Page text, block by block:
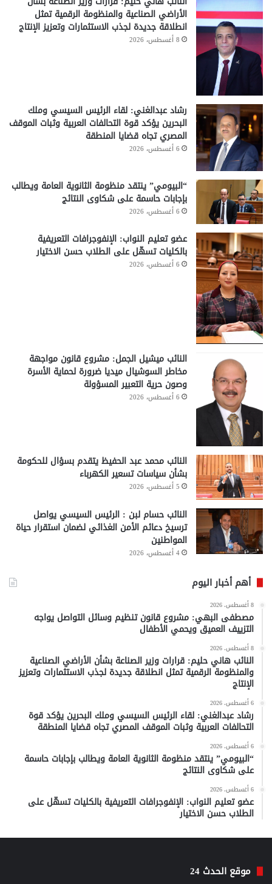
الأراضي الصناعية والمنظومة الرقمية تمثل
انطلاقة جديدة لجذب الاستثمارات وتعزيز الإنتاج
8 أغسطس، 2026
رشاد عبدالغني: لقاء الرئيس السيسي وملك
البحرين يؤكد قوة التحالفات العربية وثبات الموقف
المصري تجاه قضايا المنطقة
6 أغسطس، 2026
“البيومي” ينتقد منظومة الثانوية العامة ويطالب
بإجابات حاسمة على شكاوى النتائج
6 أغسطس، 2026
عضو تعليم النواب: الإنفوجرافات التعريفية
بالكليات تسهّل على الطلاب حسن الاختيار
6 أغسطس، 2026
النائب ميشيل الجمل: مشروع قانون مواجهة
مخاطر السوشيال ميديا ضرورة لحماية الأسرة
وصون حرية التعبير المسؤولة
6 أغسطس، 2026
النائب محمد عبد الحفيظ يتقدم بسؤال للحكومة
بشأن سياسات تسعير الكهرباء
5 أغسطس، 2026
النائب حسام لبن : الرئيس السيسي يواصل
ترسيخ دعائم الأمن الغذائي لضمان استقرار حياة
المواطنين
4 أغسطس، 2026
أهم أخبار اليوم
8 أغسطس، 2026
مصطفى البهي: مشروع قانون تنظيم وسائل التواصل يواجه
التزييف العميق ويحمي الأطفال
8 أغسطس، 2026
النائب هاني حليم: قرارات وزير الصناعة بشأن الأراضي الصناعية
والمنظومة الرقمية تمثل انطلاقة جديدة لجذب الاستثمارات وتعزيز
الإنتاج
6 أغسطس، 2026
رشاد عبدالغني: لقاء الرئيس السيسي وملك البحرين يؤكد قوة
التحالفات العربية وثبات الموقف المصري تجاه قضايا المنطقة
6 أغسطس، 2026
“البيومي” ينتقد منظومة الثانوية العامة ويطالب بإجابات حاسمة
على شكاوى النتائج
6 أغسطس، 2026
عضو تعليم النواب: الإنفوجرافات التعريفية بالكليات تسهّل على
الطلاب حسن الاختيار
موقع الحدث 24